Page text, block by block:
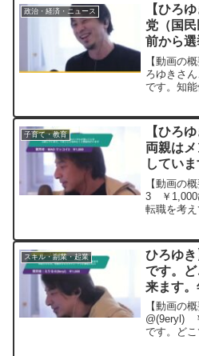
政治・経済・ニュース
【ひろ
党（国
前から
例代表
トを教
り抜き
【動画の
ろゆきさ
です。知能
ら、前回
知りまし
子育て・教育
【ひろ
両親は
してい
ご教授
り抜き
【動画の
3 ￥1,000
転職を考え
うっかり
止められ
スキル・副業・起業
ひろゆ
です。
来ます
０万ス
ー ひろ
【動画の
@(9eryl)
です。ど